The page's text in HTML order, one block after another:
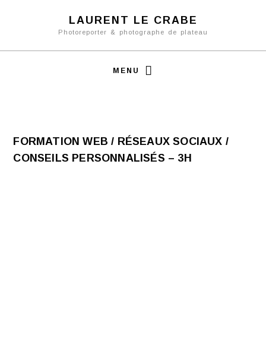
LAURENT LE CRABE
Photoreporter & photographe de plateau
MENU
FORMATION WEB / RÉSEAUX SOCIAUX /
CONSEILS PERSONNALISÉS – 3H